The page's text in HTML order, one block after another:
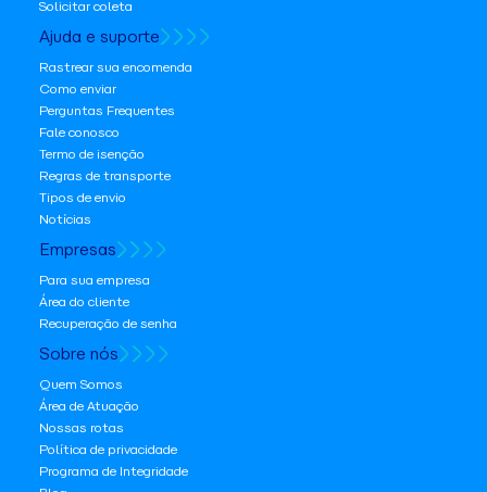
Solicitar coleta
Ajuda e suporte
Rastrear sua encomenda
Como enviar
Perguntas Frequentes
Fale conosco
Termo de isenção
Regras de transporte
Tipos de envio
Notícias
Empresas
Para sua empresa
Área do cliente
Recuperação de senha
Sobre nós
Quem Somos
Área de Atuação
Nossas rotas
Política de privacidade
Programa de Integridade